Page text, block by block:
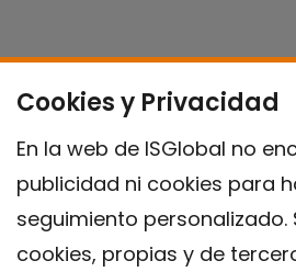
Cookies y Privacidad
En la web de ISGlobal no
publicidad ni cookies para
seguimiento personalizado.
cookies, propias y de